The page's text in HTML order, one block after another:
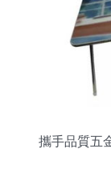
攜手品質五